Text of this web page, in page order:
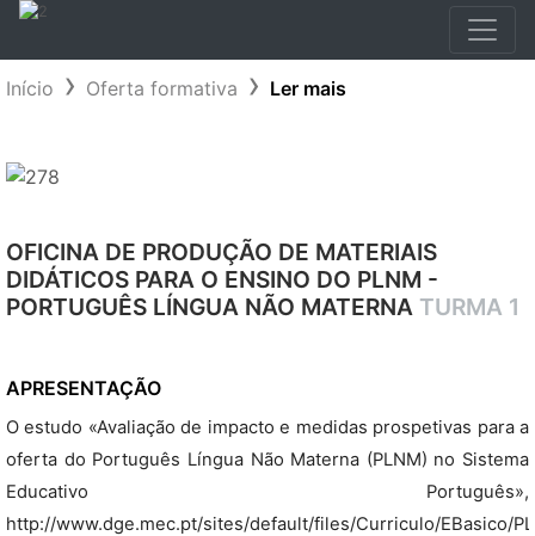
Início Oferta formativa Ler mais
OFICINA DE PRODUÇÃO DE MATERIAIS
DIDÁTICOS PARA O ENSINO DO PLNM -
PORTUGUÊS LÍNGUA NÃO MATERNA TURMA 1
APRESENTAÇÃO
O estudo «Avaliação de impacto e medidas prospetivas para a
oferta do Português Língua Não Materna (PLNM) no Sistema
Educativo Português»,
http://www.dge.mec.pt/sites/default/files/Curriculo/EBasico/